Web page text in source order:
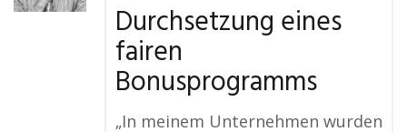
Durchsetzung eines
fairen
Bonusprogramms
„In meinem Unternehmen wurden